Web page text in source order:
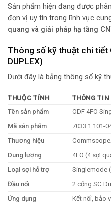
Sản phẩm hiện đang được
đơn vị uy tín trong lĩnh vực
quang và giải pháp hạ tầng
Thông số kỹ thuật chi tiết
DUPLEX)
Dưới đây là bảng thông số kỹ
THUỘC TÍNH
THÔNG
Tên sản phẩm
ODF 4FO
Mã sản phẩm
7033 1 101-
Thương hiệu
Dung lượng
4FO (4 sợi
Loại sợi hỗ trợ
Singlemode
Đầu nối
2 cổng SC
Ứng dụng
Kết nối, bảo